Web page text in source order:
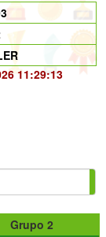
11:29:13
Grupo 2